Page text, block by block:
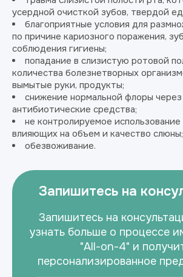
усердной очисткой зубов, твердой
благоприятные условия для
по причине кариозного поражения,
соблюдения гигиены;
попадание в слизистую ротовой
количества болезнетворных
вымытые руки, продукты;
снижение нормальной флоры через
антибиотические средства;
не контролируемое использование
влияющих на объем и качество слюны;
обезвоживание.
Запишитесь на
Запишитесь на
узнать больше о процессе
"All-on-4" и
персонализированное